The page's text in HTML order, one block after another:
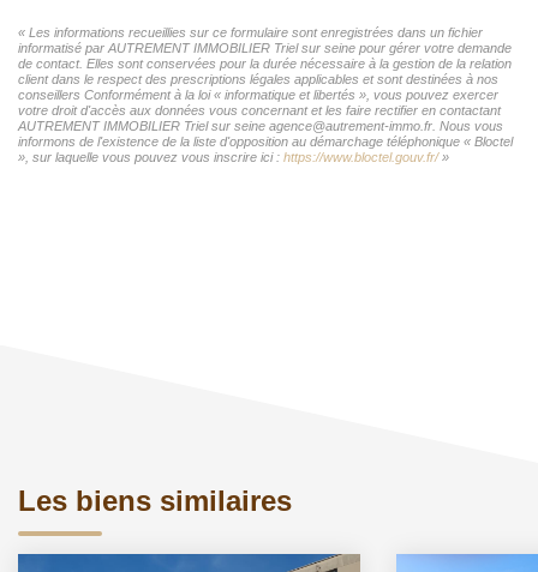
« Les informations recueillies sur ce formulaire sont enregistrées dans un fichier
informatisé par AUTREMENT IMMOBILIER Triel sur seine pour gérer votre demande
de contact. Elles sont conservées pour la durée nécessaire à la gestion de la relation
client dans le respect des prescriptions légales applicables et sont destinées à nos
conseillers Conformément à la loi « informatique et libertés », vous pouvez exercer
votre droit d'accès aux données vous concernant et les faire rectifier en contactant
AUTREMENT IMMOBILIER Triel sur seine agence@autrement-immo.fr. Nous vous
informons de l'existence de la liste d'opposition au démarchage téléphonique « Bloctel
», sur laquelle vous pouvez vous inscrire ici : https://www.bloctel.gouv.fr/»
Les biens similaires